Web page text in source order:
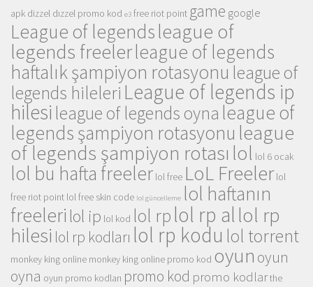
apk dizzel dızzel promo kod e3 free riot point game google
League of legendsleague of
legends freelerleague of legends
haftalık şampiyon rotasyonu league of
legends hileleri League of legends ip
hilesi league of legends oyna league of
legends şampiyon rotasyonu league
of legends şampiyon rotası lol lol 6 ocak
lol bu hafta freeler lol free LoL Freeler lol
free riot point lol free skin code lol güncelleme lol haftanın
freeleri lol ip lol kod lol rplol rp allol rp
hilesi lol rp kodları lol rp kodu lol torrent
monkey king online monkey king online promo kod oyun oyun
oyna oyun promo kodları promo kod promo kodlarthe